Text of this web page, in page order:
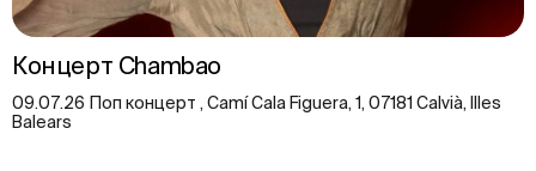
Концерт Chambao
09.07.26 Поп концерт , Camí Cala Figuera, 1, 07181 Calvià, Illes
Balears